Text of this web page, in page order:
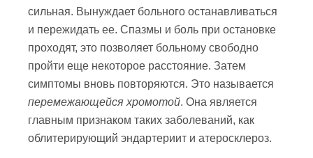
сильная. Вынуждает больного останавливаться
и пережидать ее. Спазмы и боль при остановке
проходят, это позволяет больному свободно
пройти еще некоторое расстояние. Затем
симптомы вновь повторяются. Это называется
перемежающейся хромотой. Она является
главным признаком таких заболеваний, как
облитерирующий эндартериит и атеросклероз.